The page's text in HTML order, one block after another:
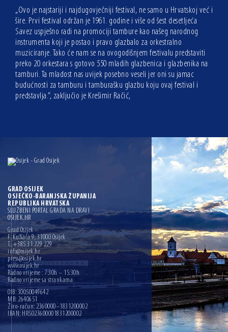
„Ovo je najstariji i najdugovječniji festival, ne samo u Hrvatskoj već i
šire. Prvi festival održan je 1961. godine i više od šest desetljeća
Savez uspješno radi na promociji tambure kao našeg narodnog
instrumenta koji je postao i pravo glazbalo za orkestralno
muziciranje. Tako će nam se na ovogodišnjem festivalu predstaviti
preko 20 orkestara s gotovo 550 mladih glazbenica i glazbenika na
tamburi. Ta mladost nas uvijek posebno veseli jer oni su jamac
budućnosti za tamburu i tamburašku glazbu koju ovaj festival i
predstavlja.“, zaključio je Krešimir Račić,
GRAD OSIJEK
OSJEČKO-BARANJSKA ŽUPANIJA
REPUBLIKA HRVATSKA
SLUŽBENI PORTAL GRADA NA DRAVI
OSIJEK.HR
Grad Osijek
F. Kuhača 9, 31000 Osijek
T: +385 31 229 229
info@osijek.hr
press@osijek.hr
www.osijek.hr
Radno vrijeme : 7:30h – 15:30h
Radno vrijeme sa strankama
OIB: 30050049642
MB: 2640651
Žiro-račun: 2360000–1831200002
IBAN: HR5023600001831200002